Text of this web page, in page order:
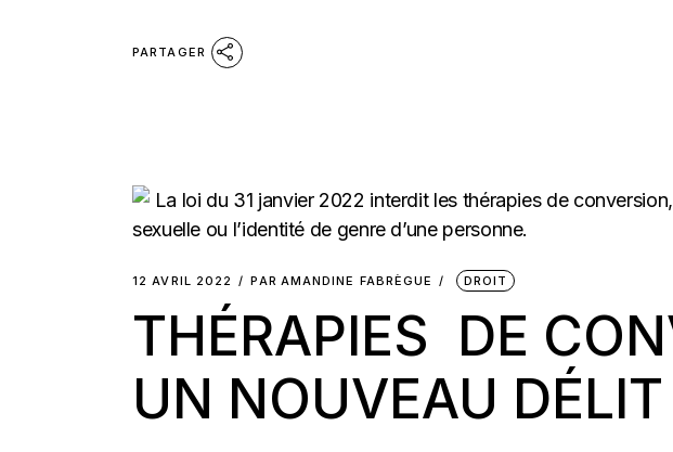
PARTAGER
12 AVRIL 2022 PAR AMANDINE FABRÈGUE DROIT
THÉRAPIES DE
UN NOUVEAU